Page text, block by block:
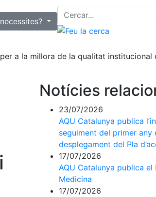
a la millora de la qualitat institucional
Notícies
23/07/2026
AQU Catalunya publica
seguiment del primer any
desplegament del Pla
17/07/2026
AQU Catalunya publica el
Medicina
17/07/2026